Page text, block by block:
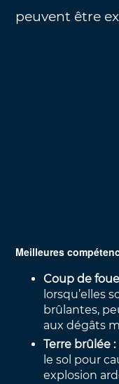
peuvent être
Meilleures
Coup de
lorsqu’elles
brûlantes,
aux dégâts
Terre brûlée :
le sol pour
explosion